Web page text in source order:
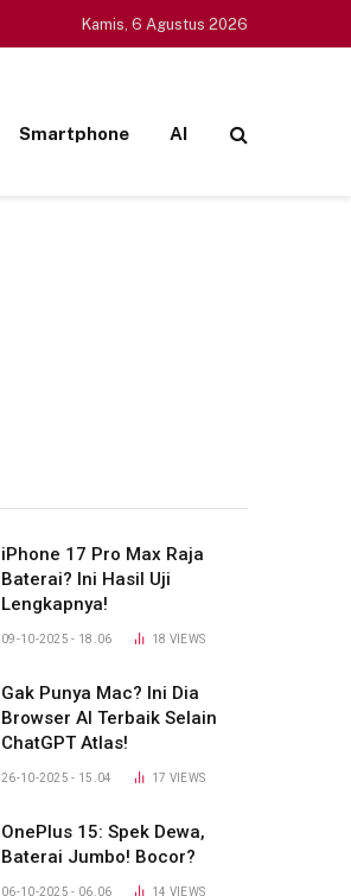
Kamis, 6 Agustus 2026
Smartphone AI
iPhone 17 Pro Max Raja
Baterai? Ini Hasil Uji
Lengkapnya!
09-10-2025 - 18.06 18 VIEWS
Gak Punya Mac? Ini Dia
Browser AI Terbaik Selain
ChatGPT Atlas!
26-10-2025 - 15.04 17 VIEWS
OnePlus 15: Spek Dewa,
Baterai Jumbo! Bocor?
06-10-2025 - 06.06 14 VIEWS